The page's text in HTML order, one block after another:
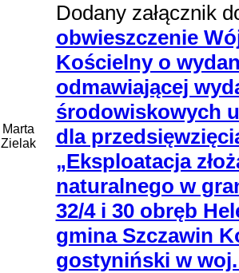
Marta
Zielak
Dodany załącznik
obwieszczenie
Kościelny o
odmawiającej
środowiskowych
dla
„Eksploatacja
naturalnego w
32/4 i 30 obręb
gmina Szczawin
gostyniński w